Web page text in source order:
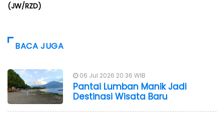
(JW/RZD)
BACA JUGA
06 Jul 2026 20:36 WIB
Pantai Lumban Manik Jadi
Destinasi Wisata Baru